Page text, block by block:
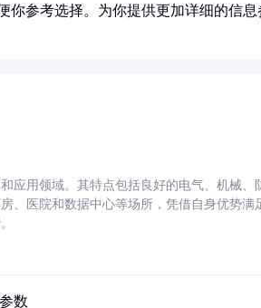
你参考选择。为你提供更加详细的信息
应用领域。其特点包括良好的电气、机械、
、医院和数据中心等场所，凭借自身优势满
数